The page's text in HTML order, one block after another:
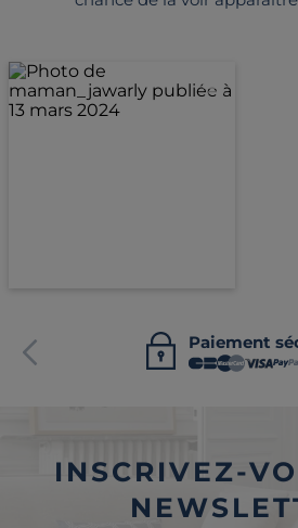
Paiement
INSCRIVEZ-